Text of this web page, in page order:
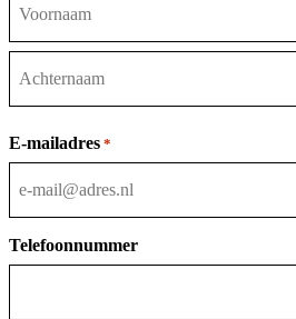
Voornaam
E-mailadres *
Telefoonnummer